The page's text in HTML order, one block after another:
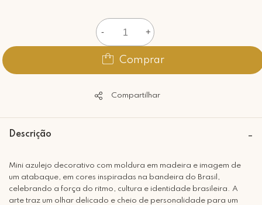
- +
Comprar
Compartilhar
Descrição
Mini azulejo decorativo com moldura em madeira e imagem de
um atabaque, em cores inspiradas na bandeira do Brasil,
celebrando a força do ritmo, cultura e identidade brasileira. A
arte traz um olhar delicado e cheio de personalidade para um